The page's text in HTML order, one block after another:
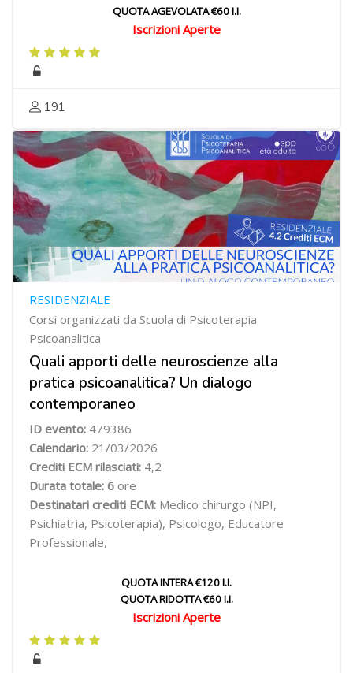
QUOTA AGEVOLATA €60 I.I.
Iscrizioni Aperte
191
Corsi organizzati da Scuola di Psicoterapia
Psicoanalitica
Quali apporti delle neuroscienze alla
pratica psicoanalitica? Un dialogo
contemporaneo
RESIDENZIALE
ID evento: 479386
Calendario: 21/03/2026
Crediti ECM rilasciati: 4,2
Durata totale: 6 ore
Destinatari crediti ECM: Medico chirurgo (NPI,
Psichiatria, Psicoterapia), Psicologo, Educatore
Professionale,
QUOTA INTERA €120 I.I.
QUOTA RIDOTTA €60 I.I.
Iscrizioni Aperte